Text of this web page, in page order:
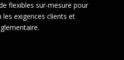
flexibles sur-mesure pour
exigences clients et